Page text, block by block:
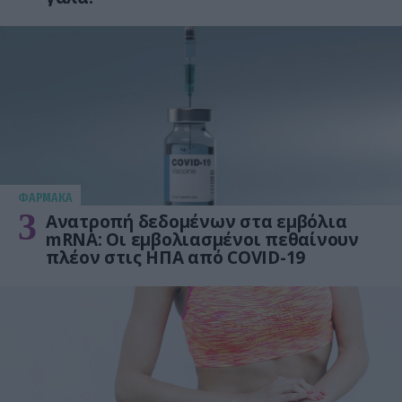
ΦΑΡΜΑΚΑ
3 Ανατροπή δεδομένων στα εμβόλια
mRNA: Οι εμβολιασμένοι πεθαίνουν
πλέον στις ΗΠΑ από COVID-19